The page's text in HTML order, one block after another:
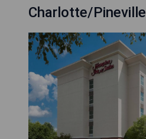
Charlotte/Pineville